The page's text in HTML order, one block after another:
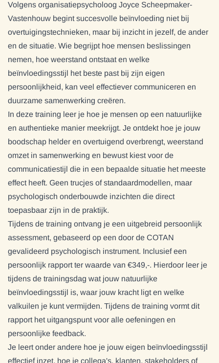
Volgens organisatiepsycholoog Joyce Scheepmaker-
Vastenhouw begint succesvolle beïnvloeding niet bij
overtuigingstechnieken, maar bij inzicht in jezelf, de ander
en de situatie. Wie begrijpt hoe mensen beslissingen
nemen, hoe weerstand ontstaat en welke
beïnvloedingsstijl het beste past bij zijn eigen
persoonlijkheid, kan veel effectiever communiceren en
duurzame samenwerking creëren.
In deze training leer je hoe je mensen op een natuurlijke
en authentieke manier meekrijgt. Je ontdekt hoe je jouw
boodschap helder en overtuigend overbrengt, weerstand
omzet in samenwerking en bewust kiest voor de
communicatiestijl die in een bepaalde situatie het meeste
effect heeft. Geen trucjes of standaardmodellen, maar
psychologisch onderbouwde inzichten die direct
toepasbaar zijn in de praktijk.
Tijdens de training ontvang je een uitgebreid persoonlijk
assessment, gebaseerd op een door de COTAN
gevalideerd psychologisch instrument. Inclusief een
persoonlijk rapport ter waarde van €349,-. Hierdoor leer je
tijdens de trainingsdag wat jouw natuurlijke
beïnvloedingsstijl is, waar jouw kracht ligt en welke
valkuilen je kunt vermijden. Tijdens de training vormt dit
rapport het uitgangspunt voor alle oefeningen en
persoonlijke feedback.
Je leert onder andere hoe je jouw eigen beïnvloedingsstijl
effectief inzet, hoe je collega's, klanten, stakeholders of